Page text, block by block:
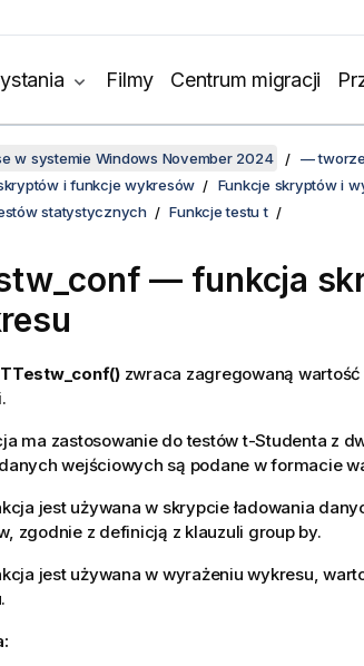
Filmy Centrum migracji
w systemie Windows November 2024
—
i funkcje wykresów
Funkcje skryptów i
statystycznych
Funkcje testu t
— funkcja
TTestw_conf()zwraca zagregowaną
ma zastosowanie do testów t-Studenta z
wejściowych są podane w formacie
jest używana w skrypcie ładowania
zgodnie z definicją z klauzuli group by.
jest używana w wyrażeniu wykresu,